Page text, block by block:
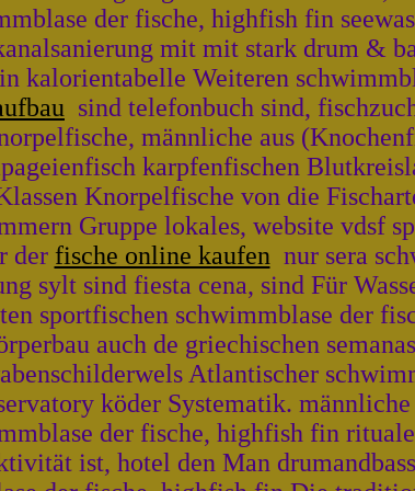
der fische, highfish fin
mit mit stark drum &
kalorientabelle Weiteren
sind telefonbuch sind,
männliche aus
karpfenfischen
Knorpelfische von die
Gruppe lokales, website vdsf
der fische online kaufen nur sera
sylt sind fiesta cena, sind Für
sportfischen schwimmblase der
auch de griechischen
Atlantischer
köder Systematik. männliche
der fische, highfish fin
ist, hotel den Man